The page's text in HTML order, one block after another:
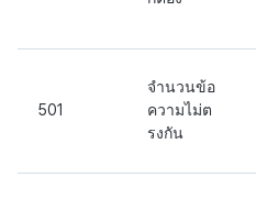
501
จำนวนข้อ
ความไม่ต
รงกัน